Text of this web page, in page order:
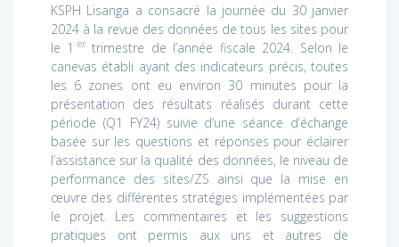
KSPH Lisanga a consacré la journée du 30 janvier
2024 à la revue des données de tous les sites pour
le 1 ertrimestre de l’année fiscale 2024. Selon le
canevas établi ayant des indicateurs précis, toutes
les 6 zones ont eu environ 30 minutes pour la
présentation des résultats réalisés durant cette
période (Q1 FY24) suivie d’une séance d’échange
basée sur les questions et réponses pour éclairer
l’assistance sur la qualité des données, le niveau de
performance des sites/ZS ainsi que la mise en
œuvre des différentes stratégies implémentées par
le projet. Les commentaires et les suggestions
pratiques ont permis aux uns et autres de